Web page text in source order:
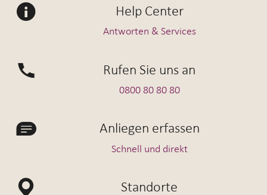
Help Center
Antworten & Services
Rufen Sie uns an
0800 80 80 80
Anliegen erfassen
Schnell und direkt
Standorte